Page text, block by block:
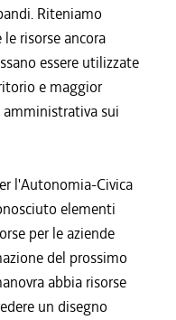
Riteniamo
risorse ancora
essere utilizzate
e maggior
sui
l'Autonomia-Civica
elementi
per le aziende
del prossimo
abbia risorse
un disegno